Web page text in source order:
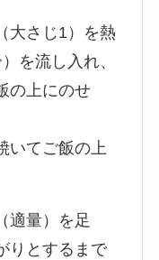
大さじ1）を熱
を流し入れ、
の上にのせ
いてご飯の上
適量）を足
りとするまで